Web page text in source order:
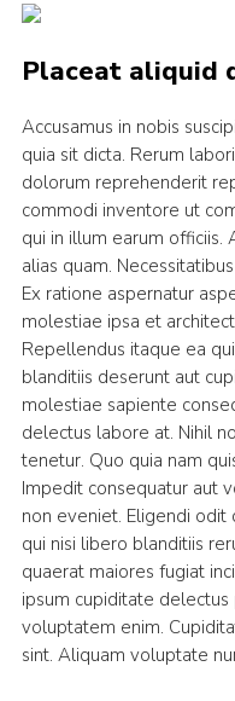
Placeat aliquid
Accusamus in nobis
quia sit dicta. Rerum
dolorum reprehenderit
commodi inventore ut
qui in illum earum officiis.
alias quam.
Ex ratione aspernatur
molestiae ipsa et
Repellendus itaque ea
blanditiis deserunt aut
molestiae sapiente
delectus labore at. Nihil
tenetur. Quo quia nam
Impedit consequatur aut
non eveniet. Eligendi
qui nisi libero blanditiis
quaerat maiores fugiat
ipsum cupiditate delectus
voluptatem enim.
sint. Aliquam voluptate